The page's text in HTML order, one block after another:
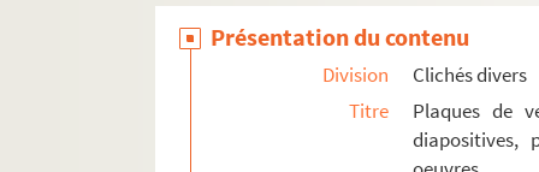
GM 112. Fête dans un village d'Afrique
GM 113. Une rue de Sactari
GM 114. Caravanes, chameaux et ânes
GM 115. Groupe d'hommes dans un
GM 116. Paysage d'Afrique du Nord :
Présentation du contenu
Division
Clichés divers
Titre
Plaques de
diapositives,